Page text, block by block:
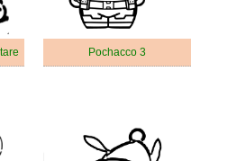
Pochacco 3